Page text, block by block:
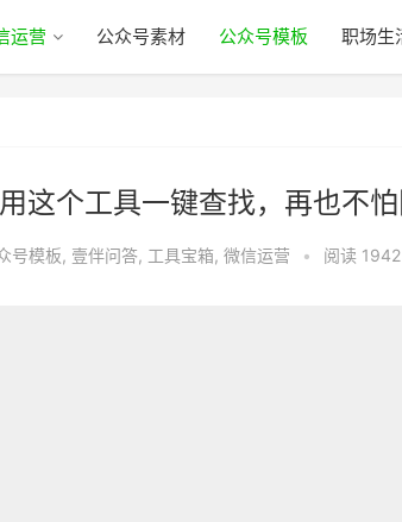
运营 公众号素材 公众号模板 职场生
这个工具一键查找，再也不怕
号模板, 壹伴问答, 工具宝箱, 微信运营 • 阅读 1942